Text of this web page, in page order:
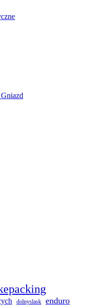
dolnyslask enduro